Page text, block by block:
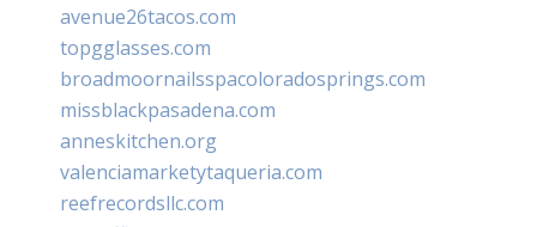
avenue26tacos.com
topgglasses.com
broadmoornailsspacoloradosprings.com
missblackpasadena.com
anneskitchen.org
valenciamarketytaqueria.com
reefrecordsllc.com